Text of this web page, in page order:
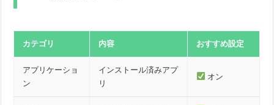
カテゴリ 内容 おすすめ設定
アプリケーショ
ン
インストール済みアプ
リ
オン